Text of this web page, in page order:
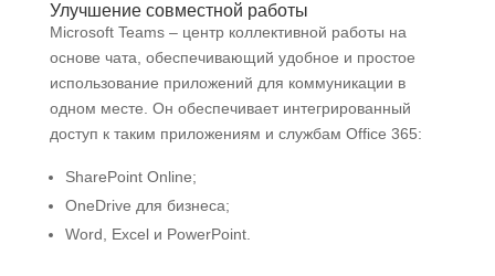
Улучшение совместной работы
Microsoft Teams ‒ центр коллективной работы на
основе чата, обеспечивающий удобное и простое
использование приложений для коммуникации в
одном месте. Он обеспечивает интегрированный
доступ к таким приложениям и службам Office 365:
SharePoint Online;
OneDrive для бизнеса;
Word, Excel и PowerPoint.